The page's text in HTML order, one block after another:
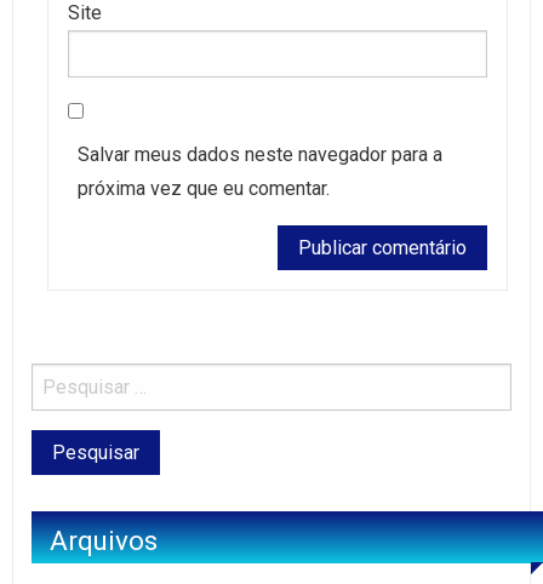
Site
Salvar meus dados neste navegador para a
próxima vez que eu comentar.
Arquivos